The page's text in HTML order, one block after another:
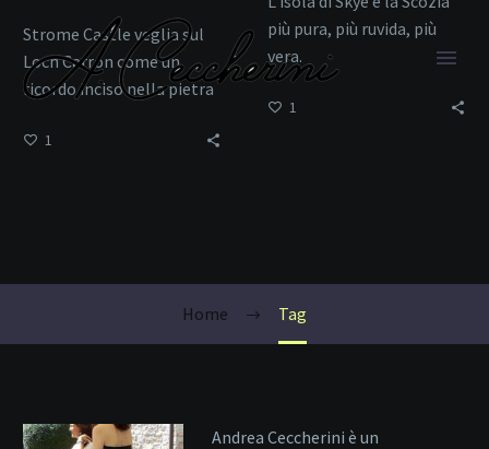
Home Tag
Strome Castle veglia sul
Loch Carron come un
ricordo inciso nella pietra
1
più pura, più ruvida, più
vera.
1
Andrea Ceccherini è un